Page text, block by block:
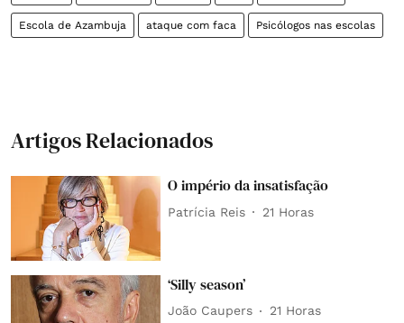
Escola de Azambuja ataque com faca Psicólogos nas escolas
Artigos Relacionados
O império da insatisfação
Patrícia Reis 21 Horas
‘Silly season’
João Caupers 21 Horas